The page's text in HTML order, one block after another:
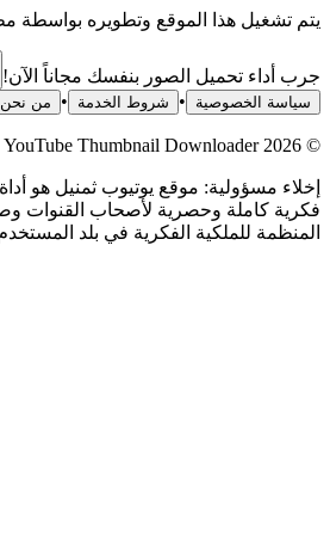
يتم تشغيل هذا الموقع وتطويره
جرب أداء تحميل الصور بنفسك مجاناً الآن!
سياسة الخصوصية
• شروط الخدمة • من نحن
©
2026
YouTube Thumbnail Downloader
المنظمة للملكية الفكرية في بلد